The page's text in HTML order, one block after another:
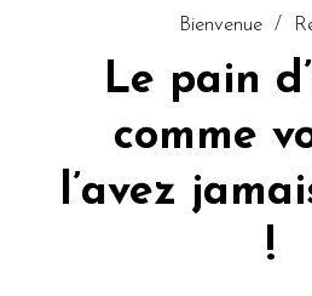
Bienvenue /
Le pain
comme
l’avez
!